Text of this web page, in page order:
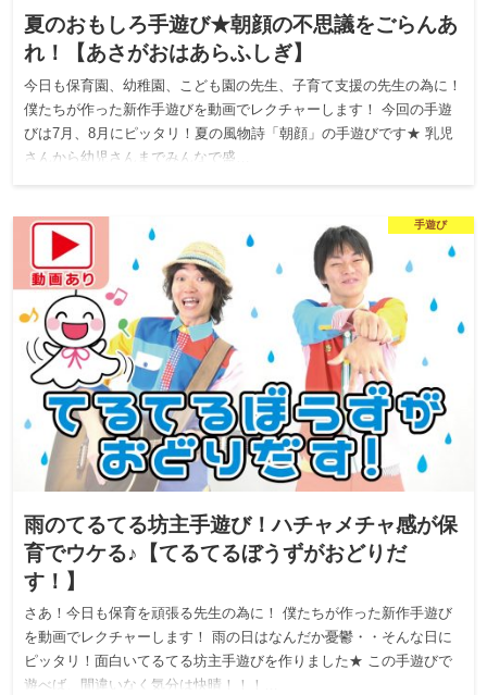
夏のおもしろ手遊び★朝顔の不思議をごらんあ
れ！【あさがおはあらふしぎ】
今日も保育園、幼稚園、こども園の先生、子育て支援の先生の為に！
僕たちが作った新作手遊びを動画でレクチャーします！ 今回の手遊
びは7月、8月にピッタリ！夏の風物詩「朝顔」の手遊びです★ 乳児
さんから幼児さんまでみんなで盛…
手遊び
雨のてるてる坊主手遊び！ハチャメチャ感が保
育でウケる♪【てるてるぼうずがおどりだ
す！】
さあ！今日も保育を頑張る先生の為に！ 僕たちが作った新作手遊び
を動画でレクチャーします！ 雨の日はなんだか憂鬱・・そんな日に
ピッタリ！面白いてるてる坊主手遊びを作りました★ この手遊びで
遊べば、間違いなく気分は快晴！！！…